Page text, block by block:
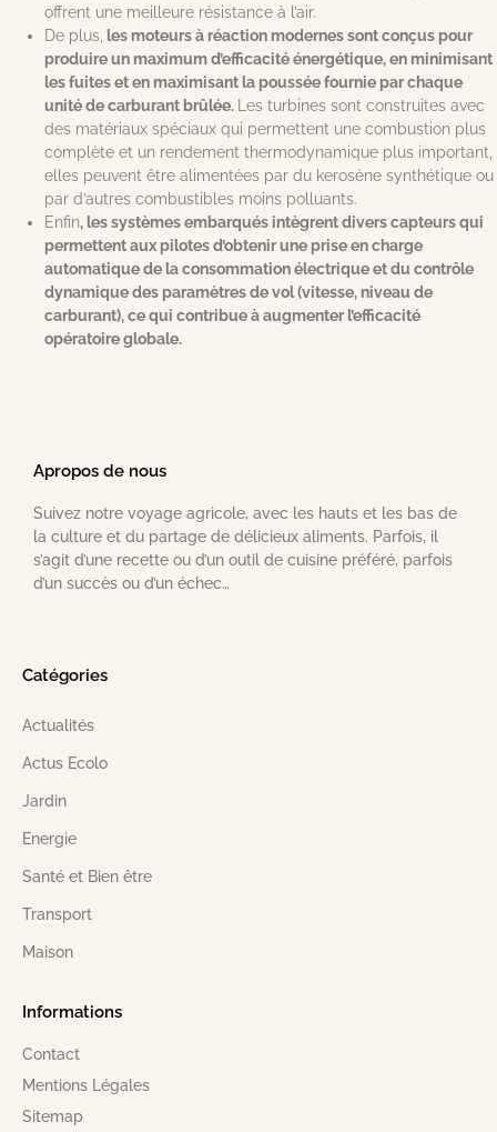
offrent une meilleure résistance à l’air.
De plus, les moteurs à réaction modernes sont conçus pour
produire un maximum d’efficacité énergétique, en minimisant
les fuites et en maximisant la poussée fournie par chaque
unité de carburant brûlée.
Les turbines sont construites avec
des matériaux spéciaux qui permettent une combustion plus
complète et un rendement thermodynamique plus important,
elles peuvent être alimentées par du kerosène synthétique ou
par d’autres combustibles moins polluants.
Enfin, les systèmes embarqués intègrent divers capteurs qui
permettent aux pilotes d’obtenir une prise en charge
automatique de la consommation électrique et du contrôle
dynamique des paramètres de vol (vitesse, niveau de
carburant), ce qui contribue à augmenter l’efficacité
opératoire globale.
Apropos de nous
Suivez notre voyage agricole, avec les hauts et les bas de
la culture et du partage de délicieux aliments. Parfois, il
s’agit d’une recette ou d’un outil de cuisine préféré, parfois
d’un succès ou d’un échec…
Catégories
Actualités
Actus Ecolo
Jardin
Energie
Santé et Bien être
Transport
Maison
Informations
Contact
Mentions Légales
Sitemap